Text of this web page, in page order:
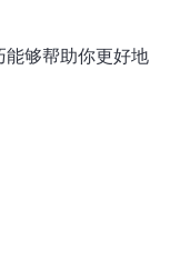
能够帮助你更好地